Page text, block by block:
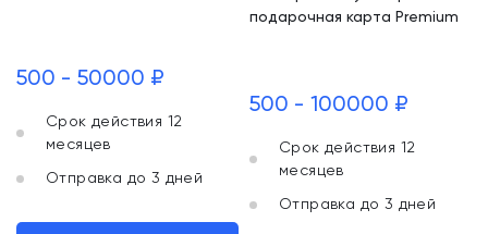
500 - 50000 ₽
Срок действия 12
месяцев
Отправка до 3 дней
подарочная карта Premium
500 - 100000 ₽
Срок действия 12
месяцев
Отправка до 3 дней